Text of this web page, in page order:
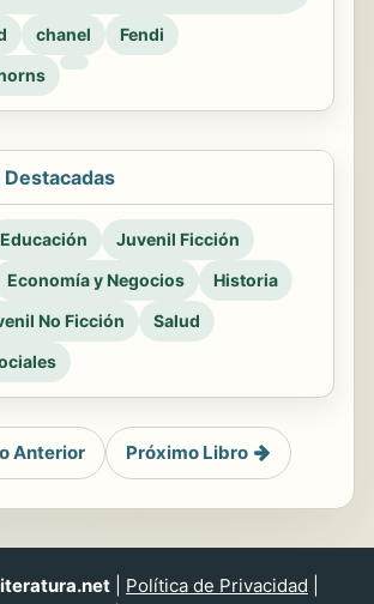
chanel
Fendi
Educación
Juvenil Ficción
Economía y Negocios
Historia
No Ficción
Salud
Anterior Próximo Libro
Política de Privacidad